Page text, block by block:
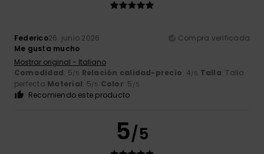
Federico26. junio 2026
Compra verificada
Me gusta mucho
Mostrar original - Italiano
Comodidad: 5/5 Relación calidad-precio: 4/5 Talla: Talla
perfecta Material: 5/5 Color: 5 /5
Recomiendo este producto
5/5